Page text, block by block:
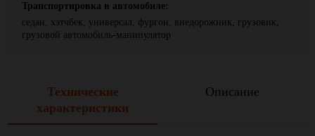
Транспортировка в автомобиле:
седан, хэтчбек, универсал, фургон, внедорожник, грузовик,
грузовой автомобиль-манипулятор
Технические
характеристики
Описание